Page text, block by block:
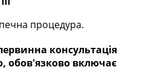
процедура.
консультація
обов'язково включає